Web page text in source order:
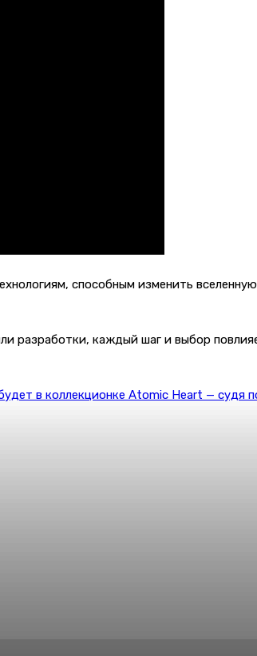
способным изменить
разработки, каждый шаг и выбор
в коллекционке Atomic Heart — судя